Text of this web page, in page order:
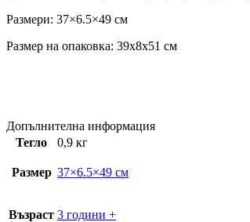
Размери: 37×6.5×49 см
Размер на опаковка: 39x8x51 см
Допълнителна информация
Тегло
0,9 кг
Размер 37×6.5×49 см
Възраст 3 години +